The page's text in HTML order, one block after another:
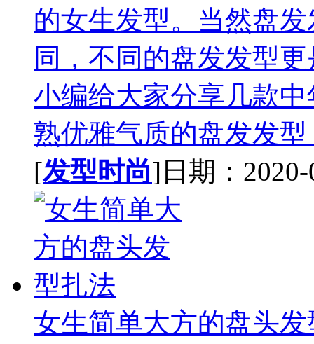
的女生发型。当然盘
同，不同的盘发发型
小编给大家分享几款
熟优雅气质的盘发发
[发型时尚]日期：2020-
女生简单大方的盘头